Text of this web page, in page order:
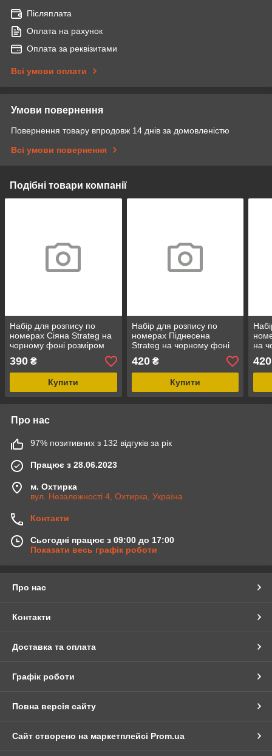
Післяплата
Оплата на рахунок
Оплата за реквізитами
Всі умови оплати
Умови повернення
Повернення товару впродовж 14 днів за домовленістю
Всі умови повернення
Подібні товари компанії
Набір для розпису по
номерах Сіяна Strateg на
чорному фоні розміром
390 ₴
Купити
Набір для розпису по
номерах Піднесена
Strateg на чорному фоні
(AH1144)
420₴
Купити
на
420
Про нас
97% позитивних з 132 відгуків за рік
Працює з 28.06.2023
м. Охтирка
вул. Незалежності 4, Охтирка, Україна
Контакти
Сьогодні працює з 09:00 до 17:00
Показати весь графік роботи
Про нас
Контакти
Доставка та оплата
Графік роботи
Повна версія сайту
Сайт створено на маркетплейсі Prom.ua